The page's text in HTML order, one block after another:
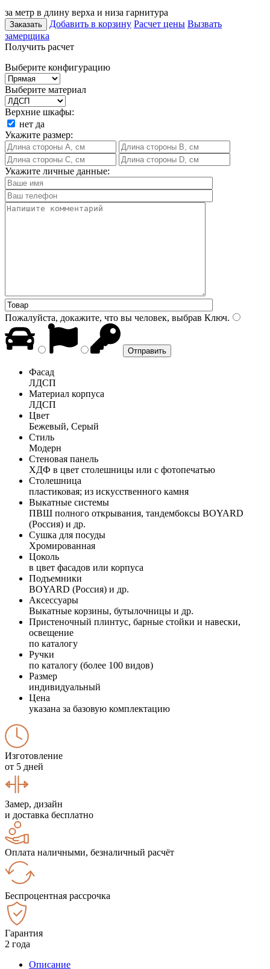
за метр в длину верха и низа гарнитура
Заказать Добавить в корзину Расчет цены Вызвать
замерщика
Получить расчет
Выберите конфигурацию
Выберите материал
Верхние шкафы:
нет да
Укажите размер:
Укажите личные данные:
Пожалуйста, докажите, что вы человек, выбрав Ключ.
Фасад
ЛДСП
Материал корпуса
ЛДСП
Цвет
Бежевый, Серый
Стиль
Модерн
Стеновая панель
ХДФ в цвет столешницы или с фотопечатью
Столешница
пластиковая; из искусственного камня
Выкатные системы
ПВШ полного открывания, тандембоксы BOYARD
(Россия) и др.
Сушка для посуды
Хромированная
Цоколь
в цвет фасадов или корпуса
Подъемники
BOYARD (Россия) и др.
Аксессуары
Выкатные корзины, бутылочницы и др.
Пристеночный плинтус, барные стойки и навески,
освещение
по каталогу
Ручки
по каталогу (более 100 видов)
Размер
индивидуальный
Цена
указана за базовую комплектацию
Изготовление
от 5 дней
Замер, дизайн
и доставка бесплатно
Оплата наличными, безналичный расчёт
Беспроцентная рассрочка
Гарантия
2 года
Описание